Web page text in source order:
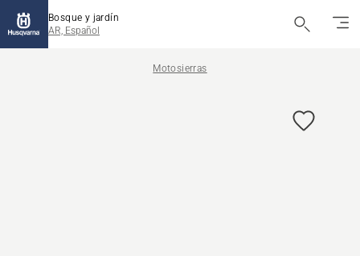
Bosque y jardín
AR, Español
Motosierras